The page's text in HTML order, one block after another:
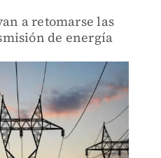
a retomarse las
de energía